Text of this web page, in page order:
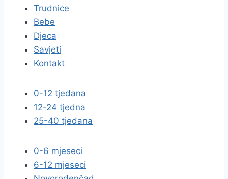
Trudnice
Bebe
Djeca
Savjeti
Kontakt
0-12 tjedana
12-24 tjedna
25-40 tjedana
0-6 mjeseci
6-12 mjeseci